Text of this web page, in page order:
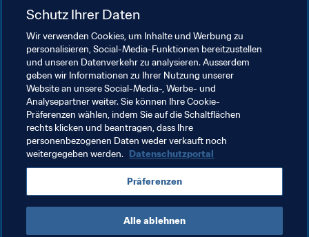
Fussballs gefährden könnten.
Weitere Einzelheiten zu den Integritätsinitiativen der FIFA
sind hier zu finden.
Verwandte Themen
Integrität Recht Organisation
FIFA Frauen-Weltmeisterschaft Australien &
Neuseeland 2023™
Schutz Ihrer Daten
Wir verwenden Cookies, um Inhalte und Werbung zu
personalisieren, Social-Media-Funktionen bereitzustellen
und unseren Datenverkehr zu analysieren. Ausserdem
geben wir Informationen zu Ihrer Nutzung unserer
Website an unsere Social-Media-, Werbe- und
Analysepartner weiter. Sie können Ihre Cookie-
Präferenzen wählen, indem Sie auf die Schaltflächen
rechts klicken und beantragen, dass Ihre
personenbezogenen Daten weder verkauft noch
weitergegeben werden. Datenschutzportal
Präferenzen
Alle ablehnen